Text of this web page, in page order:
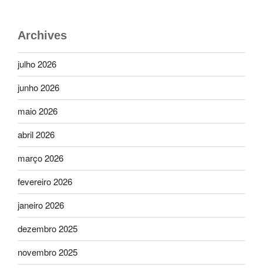
Archives
julho 2026
junho 2026
maio 2026
abril 2026
março 2026
fevereiro 2026
janeiro 2026
dezembro 2025
novembro 2025